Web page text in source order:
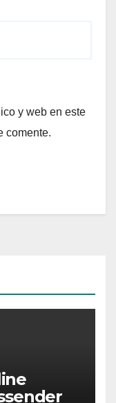
y web en este
comente.